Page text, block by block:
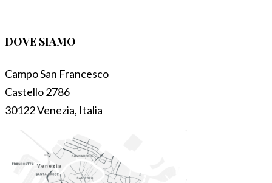
DOVE SIAMO
Campo San Francesco
Castello 2786
30122 Venezia, Italia